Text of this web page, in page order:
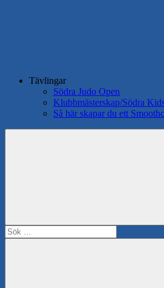
Tävlingar
Södra Judo Open
Klubbmästerskap/Södra
Så här skapar du ett
Search
Sök
efter: